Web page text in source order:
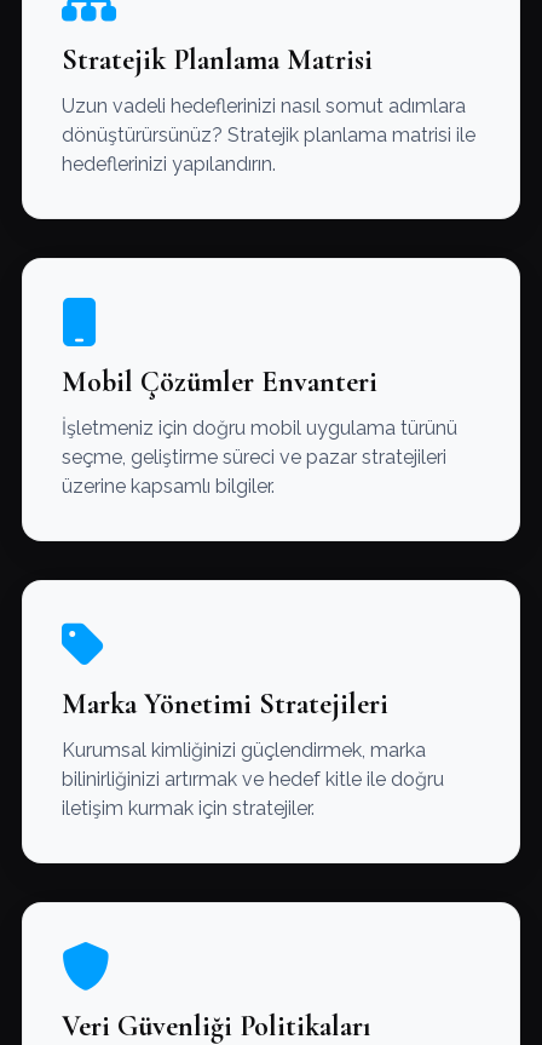
Stratejik Planlama Matrisi
Uzun vadeli hedeflerinizi nasıl somut adımlara
dönüştürürsünüz? Stratejik planlama matrisi ile
hedeflerinizi yapılandırın.
Mobil Çözümler Envanteri
İşletmeniz için doğru mobil uygulama türünü
seçme, geliştirme süreci ve pazar stratejileri
üzerine kapsamlı bilgiler.
Marka Yönetimi Stratejileri
Kurumsal kimliğinizi güçlendirmek, marka
bilinirliğinizi artırmak ve hedef kitle ile doğru
iletişim kurmak için stratejiler.
Veri Güvenliği Politikaları